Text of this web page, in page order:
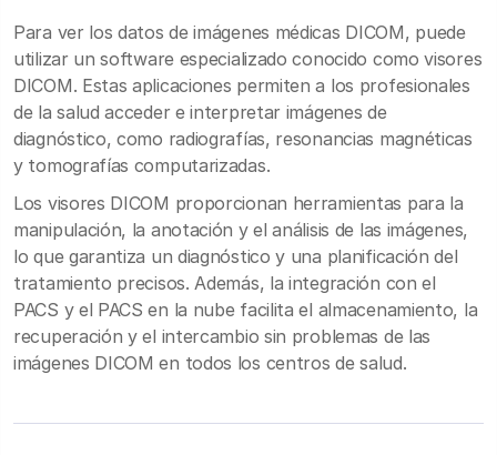
Para ver los datos de imágenes médicas DICOM, puede
utilizar un software especializado conocido como visores
DICOM. Estas aplicaciones permiten a los profesionales
de la salud acceder e interpretar imágenes de
diagnóstico, como radiografías, resonancias magnéticas
y tomografías computarizadas.
Los visores DICOM proporcionan herramientas para la
manipulación, la anotación y el análisis de las imágenes,
lo que garantiza un diagnóstico y una planificación del
tratamiento precisos. Además, la integración con el
PACS y el PACS en la nube facilita el almacenamiento, la
recuperación y el intercambio sin problemas de las
imágenes DICOM en todos los centros de salud.